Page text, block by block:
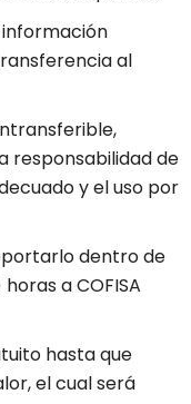
información
al
responsabilidad de
y el uso por
dentro de
a COFISA
hasta que
el cual será